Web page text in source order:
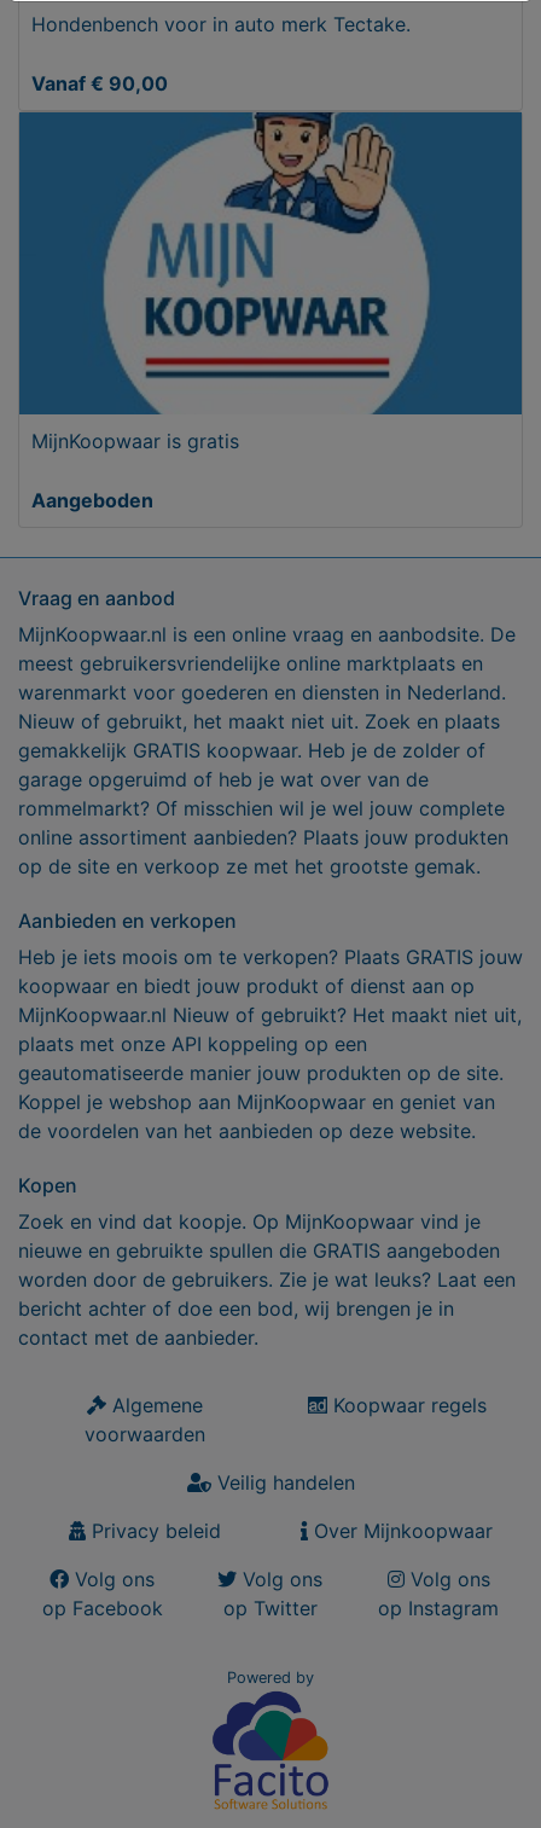
Hondenbench voor in auto merk Tectake.
Vanaf € 90,00
MijnKoopwaar is gratis
Aangeboden
Vraag en aanbod
MijnKoopwaar.nl is een online vraag en aanbodsite. De
meest gebruikersvriendelijke online marktplaats en
warenmarkt voor goederen en diensten in Nederland.
Nieuw of gebruikt, het maakt niet uit. Zoek en plaats
gemakkelijk GRATIS koopwaar. Heb je de zolder of
garage opgeruimd of heb je wat over van de
rommelmarkt? Of misschien wil je wel jouw complete
online assortiment aanbieden? Plaats jouw produkten
op de site en verkoop ze met het grootste gemak.
Aanbieden en verkopen
Heb je iets moois om te verkopen? Plaats GRATIS jouw
koopwaar en biedt jouw produkt of dienst aan op
MijnKoopwaar.nl Nieuw of gebruikt? Het maakt niet uit,
plaats met onze API koppeling op een
geautomatiseerde manier jouw produkten op de site.
Koppel je webshop aan MijnKoopwaar en geniet van
de voordelen van het aanbieden op deze website.
Kopen
Zoek en vind dat koopje. Op MijnKoopwaar vind je
nieuwe en gebruikte spullen die GRATIS aangeboden
worden door de gebruikers. Zie je wat leuks? Laat een
bericht achter of doe een bod, wij brengen je in
contact met de aanbieder.
Algemene
voorwaarden
Koopwaar regels
Veilig handelen
Privacy beleid
Over Mijnkoopwaar
Volg ons
op Facebook
Volg ons
op Twitter
Volg ons
op Instagram
Powered by